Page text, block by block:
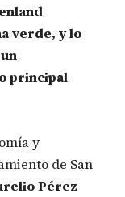
verde, y lo
principal
y
de San
Pérez